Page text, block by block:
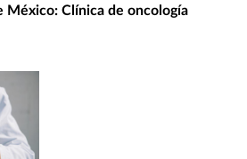
México: Clínica de oncología